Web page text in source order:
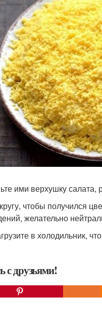
ими верхушку салата,
чтобы получился
желательно
в холодильник,
с друзьями!